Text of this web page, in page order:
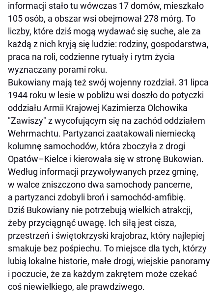
informacji stało tu wówczas 17 domów, mieszkało
105 osób, a obszar wsi obejmował 278 mórg. To
liczby, które dziś mogą wydawać się suche, ale za
każdą z nich kryją się ludzie: rodziny, gospodarstwa,
praca na roli, codzienne rytuały i rytm życia
wyznaczany porami roku.
Bukowiany mają też swój wojenny rozdział. 31 lipca
1944 roku w lesie w pobliżu wsi doszło do potyczki
oddziału Armii Krajowej Kazimierza Olchowika
"Zawiszy" z wycofującym się na zachód oddziałem
Wehrmachtu. Partyzanci zaatakowali niemiecką
kolumnę samochodów, która zboczyła z drogi
Opatów–Kielce i kierowała się w stronę Bukowian.
Według informacji przywoływanych przez gminę,
w walce zniszczono dwa samochody pancerne,
a partyzanci zdobyli broń i samochód-amfibię.
Dziś Bukowiany nie potrzebują wielkich atrakcji,
żeby przyciągnąć uwagę. Ich siłą jest cisza,
przestrzeń i świętokrzyski krajobraz, który najlepiej
smakuje bez pośpiechu. To miejsce dla tych, którzy
lubią lokalne historie, małe drogi, wiejskie panoramy
i poczucie, że za każdym zakrętem może czekać
coś niewielkiego, ale prawdziwego.